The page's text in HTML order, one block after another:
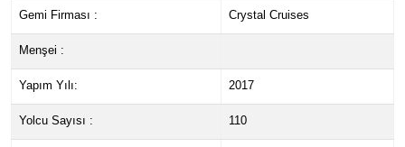
Gemi Firması : Crystal Cruises
Menşei :
Yapım Yılı: 2017
Yolcu Sayısı : 110